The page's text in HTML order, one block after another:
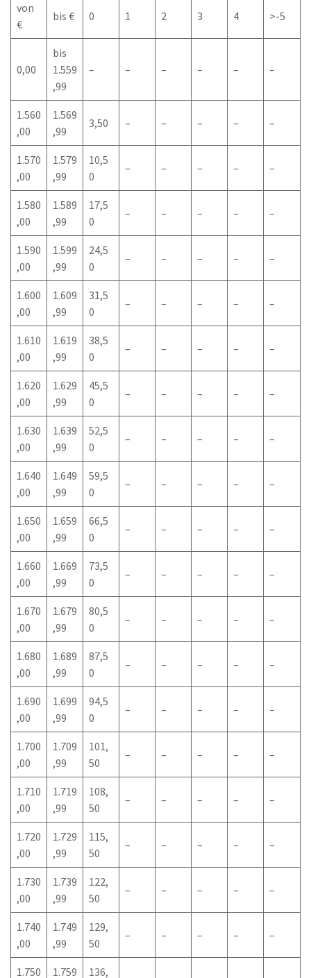
von
€
bis € 0 1 2 3 4 >-5
0,00
bis
1.559
,99
– – – – – –
1.560
,00
1.569
,99
3,50 – – – – –
1.570
,00
1.579
,99
10,5
0
– – – – –
1.580
,00
1.589
,99
17,5
0
– – – – –
1.590
,00
1.599
,99
24,5
0
– – – – –
1.600
,00
1.609
,99
31,5
0
– – – – –
1.610
,00
1.619
,99
38,5
0
– – – – –
1.620
,00
1.629
,99
45,5
0
– – – – –
1.630
,00
1.639
,99
52,5
0
– – – – –
1.640
,00
1.649
,99
59,5
0
– – – – –
1.650
,00
1.659
,99
66,5
0
– – – – –
1.660
,00
1.669
,99
73,5
0
– – – – –
1.670
,00
1.679
,99
80,5
0
– – – – –
1.680
,00
1.689
,99
87,5
0
– – – – –
1.690
,00
1.699
,99
94,5
0
– – – – –
1.700
,00
1.709
,99
101,
50
– – – – –
1.710
,00
1.719
,99
108,
50
– – – – –
1.720
,00
1.729
,99
115,
50
– – – – –
1.730
,00
1.739
,99
122,
50
– – – – –
1.740
,00
1.749
,99
129,
50
– – – – –
1.750
1.759
136,